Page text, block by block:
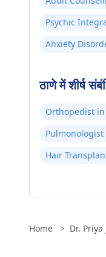
Psychic
Anxiety
ठाणे में शीर्ष
Orthopedist
Hair
Home > Dr. Priya